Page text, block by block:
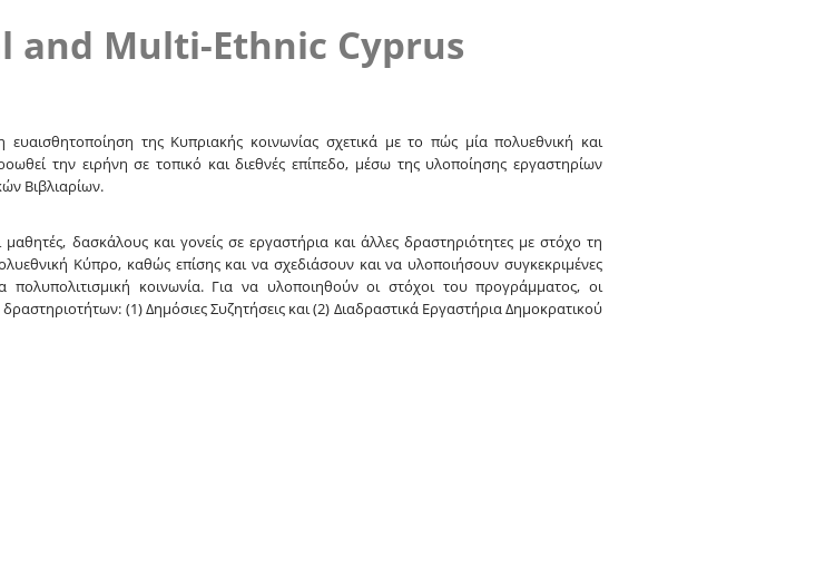
Multi-Ethnic Cyprus
της Κυπριακής κοινωνίας σχετικά με το πώς μία πολυεθνική και
την ειρήνη σε τοπικό και διεθνές επίπεδο, μέσω της υλοποίησης εργαστηρίων
Βιβλιαρίων.
δασκάλους και γονείς σε εργαστήρια και άλλες δραστηριότητες με στόχο τη
Κύπρο, καθώς επίσης και να σχεδιάσουν και να υλοποιήσουν συγκεκριμένες
κοινωνία. Για να υλοποιηθούν οι στόχοι του προγράμματος, οι
(1) Δημόσιες Συζητήσεις και (2) Διαδραστικά Εργαστήρια Δημοκρατικού